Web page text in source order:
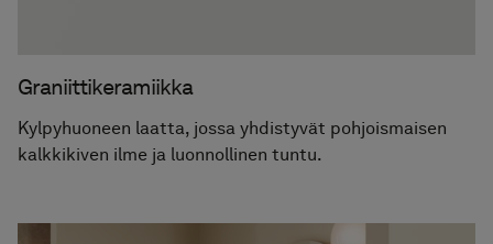
Graniittikeramiikka
Kylpyhuoneen laatta, jossa yhdistyvät pohjoismaisen
kalkkikiven ilme ja luonnollinen tuntu.